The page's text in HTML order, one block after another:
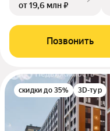
от 19,6 млн ₽
Позвонить
скидки до 35% 3D-тур